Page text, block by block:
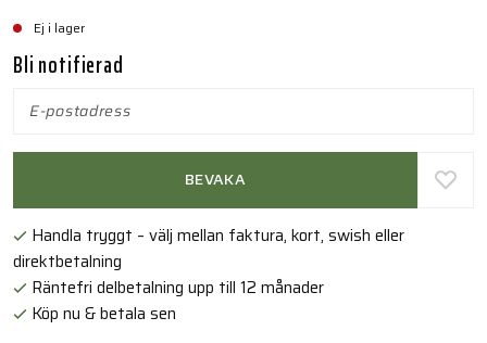
Ej i lager
Bli notifierad
BEVAKA
Handla tryggt – välj mellan faktura, kort, swish eller
direktbetalning
Räntefri delbetalning upp till 12 månader
Köp nu & betala sen